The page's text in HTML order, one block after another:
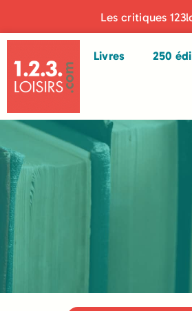
Les critiques
Livres 250